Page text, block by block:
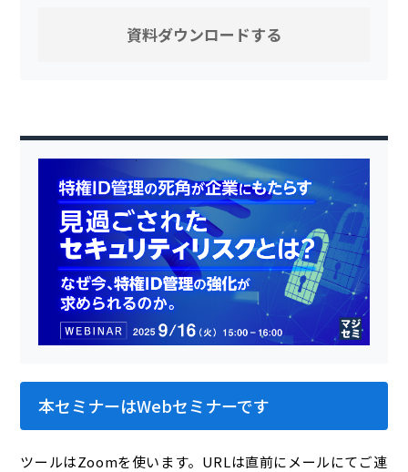
本セミナーはWebセミナーです
ツールはZoomを使います。URLは直前にメールにてご連